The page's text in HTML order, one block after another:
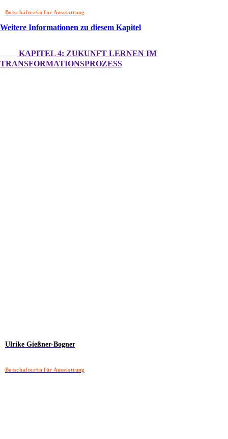
Botschafter/in für Ausstattung
Weitere Informationen zu diesem Kapitel
KAPITEL 4: ZUKUNFT LERNEN IM
TRANSFORMATIONSPROZESS
Ulrike Gießner-Bogner
Botschafter/in für Ausstattung